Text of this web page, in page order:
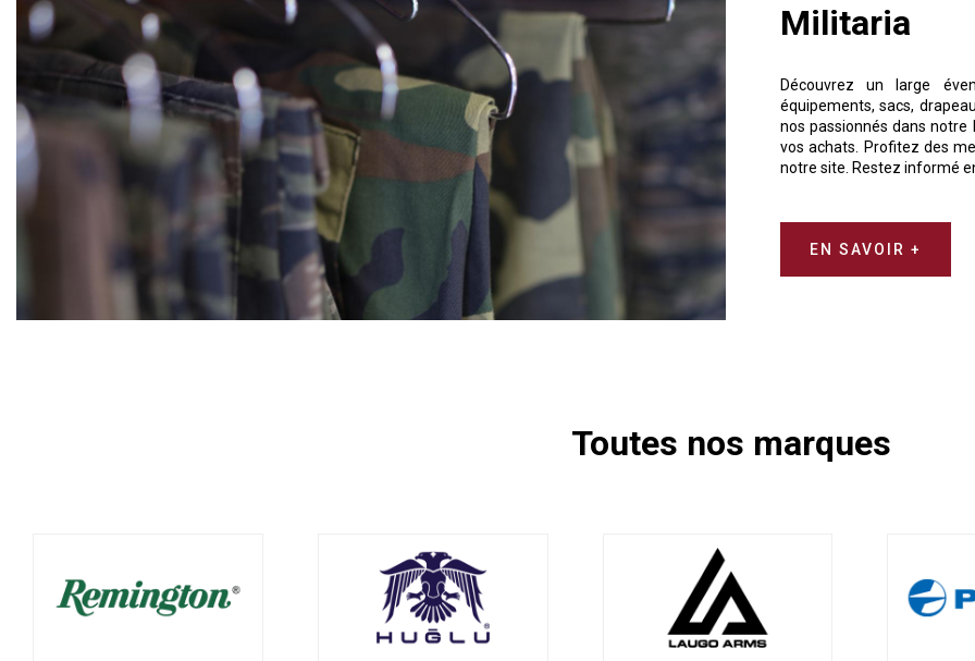
Militaria
Découvrez un large
équipements, sacs,
nos passionnés dans notre
vos achats. Profitez des
notre site. Restez informé
EN SAVOIR +
Toutes nos marques